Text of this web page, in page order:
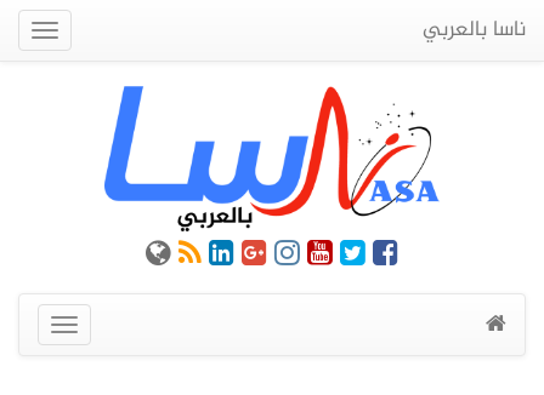
ناسا بالعربي
عرض
القائمة